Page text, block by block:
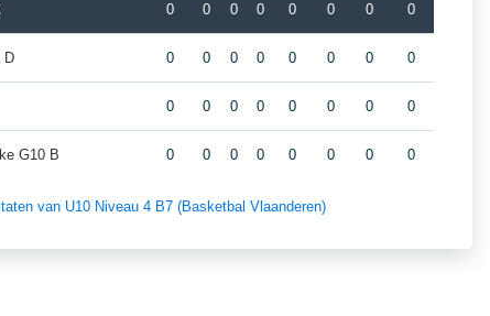
0 0 0 0 0 0 0 0
D 0 0 0 0 0 0 0 0
0 0 0 0 0 0 0 0
G10 B 0 0 0 0 0 0 0 0
van U10 Niveau 4 B7 (Basketbal Vlaanderen)